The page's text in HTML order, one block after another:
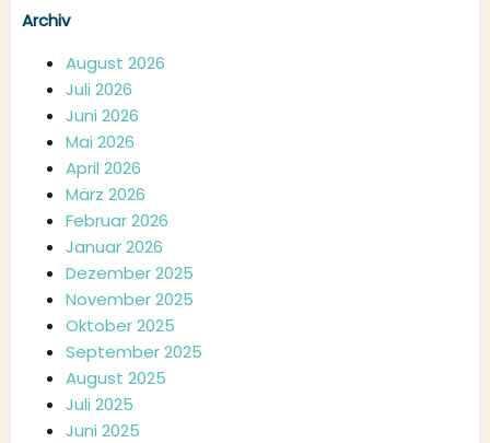
Archiv
August 2026
Juli 2026
Juni 2026
Mai 2026
April 2026
März 2026
Februar 2026
Januar 2026
Dezember 2025
November 2025
Oktober 2025
September 2025
August 2025
Juli 2025
Juni 2025